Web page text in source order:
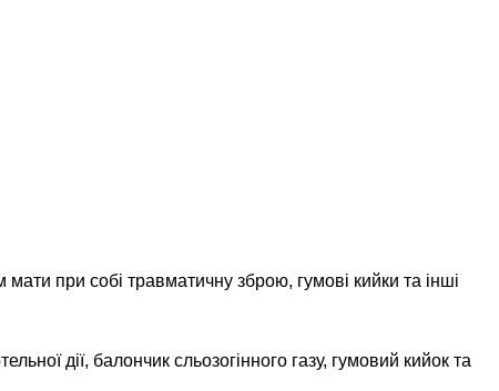
при собі травматичну зброю, гумові кийки та інші
дії, балончик сльозогінного газу, гумовий кийок та